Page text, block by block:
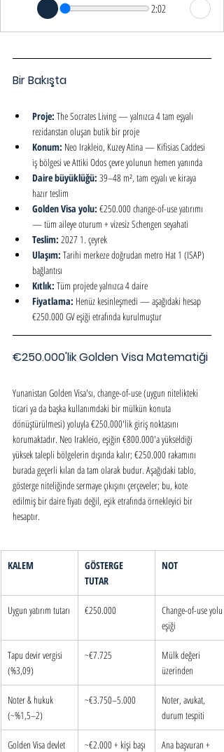
2:02
Bir Bakışta
Proje: The Socrates Living — yalnızca 4 tam eşyalı
rezidanstan oluşan butik bir proje
Konum: Neo Irakleio, Kuzey Atina — Kifisias Caddesi
iş bölgesi ve Attiki Odos çevre yolunun hemen yanında
Daire büyüklüğü: 39–48 m², tam eşyalı ve kiraya
hazır teslim
Golden Visa yolu: €250.000 change-of-use yatırımı
— tüm aileye oturum + vizesiz Schengen seyahati
Teslim: 2027 1. çeyrek
Ulaşım: Tarihi merkeze doğrudan metro Hat 1 (ISAP)
bağlantısı
Kıtlık: Tüm projede yalnızca 4 daire
Fiyatlama: Henüz kesinleşmedi — aşağıdaki hesap
€250.000 GV eşiği etrafında kurulmuştur
€250.000'lik Golden Visa Matematiği
Yunanistan Golden Visa'sı, change-of-use (uygun nitelikteki
ticari ya da başka kullanımdaki bir mülkün konuta
dönüştürülmesi) yoluyla €250.000'lik giriş noktasını
korumaktadır. Neo Irakleio, eşiğin €800.000'a yükseldiği
yüksek talepli bölgelerin dışında kalır; €250.000 rakamını
burada geçerli kılan da tam olarak budur. Aşağıdaki tablo,
gösterge niteliğinde sermaye çıkışını çerçeveler; bu, kote
edilmiş bir daire fiyatı değil, eşik etrafında örnekleyici bir
hesaptır.
KALEM
GÖSTERGE
TUTAR
NOT
Uygun yatırım tutarı €250.000
Change-of-use yolu
eşiği
Tapu devir vergisi
(%3,09)
~€7.725
Mülk değeri
üzerinden
Noter & hukuk
(~%1,5–2)
~€3.750–5.000
Noter, avukat,
durum tespiti
Golden Visa devlet
~€2.000 + kişi başı
Ana başvuran +